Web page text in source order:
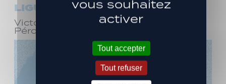
LIGUE 3
Victoire face à Bourg-en-Bresse
Péronnas (1-0)
vous souhaitez
activer
Tout accepter
Tout refuser